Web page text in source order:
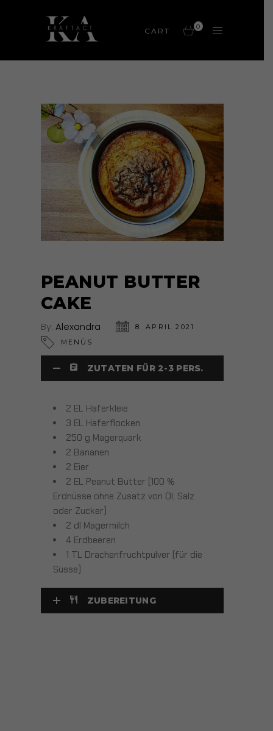
CART 0
PEANUT BUTTER
CAKE
By: Alexandra
8. APRIL 2021
MENÜS
ZUTATEN FÜR 2-3 PERS.
2 EL Haferkleie
3 EL Haferflocken
250 g Magerquark
2 Bananen
2 Eier
2 EL Peanut Butter (100 %
Erdnüsse ohne Zusatz von Öl, Salz
oder Zucker)
2 dl Magermilch
4 Erdbeeren
1 TL Drachenfruchtpulver (für die
Süsse)
ZUBEREITUNG